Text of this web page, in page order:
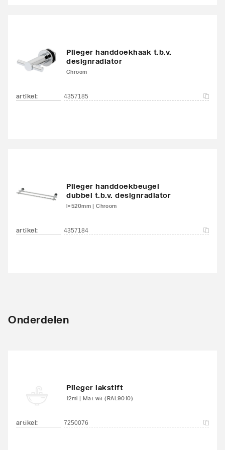
Plieger handdoekhaak t.b.v.
designradiator
Chroom
artikel: 4357185
Plieger handdoekbeugel
dubbel t.b.v. designradiator
l=520mm | Chroom
artikel: 4357184
Onderdelen
Plieger lakstift
12ml | Mat wit (RAL9010)
artikel: 7250076